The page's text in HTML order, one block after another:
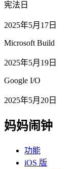
宪法日
2025年5月17日
Microsoft Build
2025年5月19日
Google I/O
2025年5月20日
妈妈闹钟
功能
iOS 版